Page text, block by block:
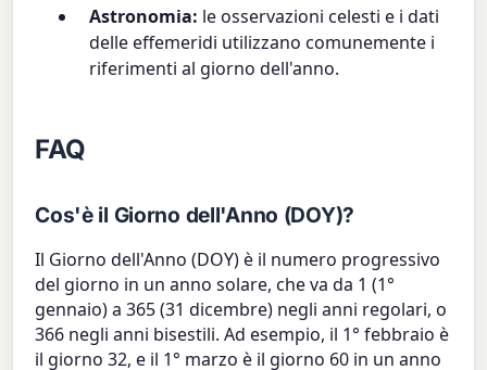
Astronomia: le osservazioni celesti e i dati
delle effemeridi utilizzano comunemente i
riferimenti al giorno dell'anno.
FAQ
Cos'è il Giorno dell'Anno (DOY)?
Il Giorno dell'Anno (DOY) è il numero progressivo
del giorno in un anno solare, che va da 1 (1°
gennaio) a 365 (31 dicembre) negli anni regolari, o
366 negli anni bisestili. Ad esempio, il 1° febbraio è
il giorno 32, e il 1° marzo è il giorno 60 in un anno